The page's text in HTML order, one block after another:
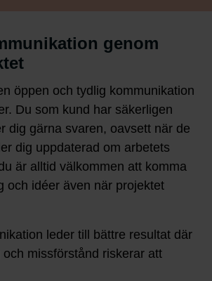
genom
öppen och tydlig kommunikation
Du som kund har säkerligen
dig gärna svaren, oavsett när de
dig uppdaterad om arbetets
är alltid välkommen att komma
och idéer även när projektet
leder till bättre resultat där
missförstånd riskerar att